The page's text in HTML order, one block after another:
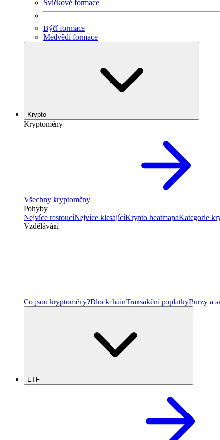
Svíčkové formace
Býčí formace
Medvědí formace
Krypto
Kryptoměny
Všechny kryptoměny
Pohyby
Nejvíce rostoucíNejvíce klesajícíKrypto heatmapaKategorie
Vzdělávání
Co jsou kryptoměny?BlockchainTransakční poplatkyBurzy a
ETF